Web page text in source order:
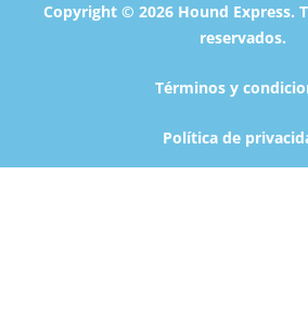
Copyright © 2026 Hound Express.
reservados.
Términos y
Política de